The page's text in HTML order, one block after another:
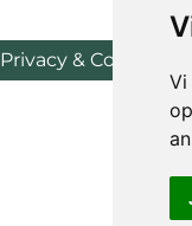
Privacy & Cookies